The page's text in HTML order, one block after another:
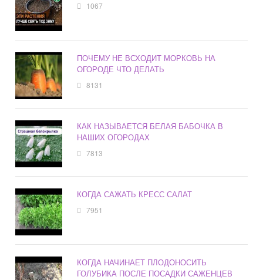
1067
ПОЧЕМУ НЕ ВСХОДИТ МОРКОВЬ НА
ОГОРОДЕ ЧТО ДЕЛАТЬ
8131
КАК НАЗЫВАЕТСЯ БЕЛАЯ БАБОЧКА В
НАШИХ ОГОРОДАХ
7813
КОГДА САЖАТЬ КРЕСС САЛАТ
7951
КОГДА НАЧИНАЕТ ПЛОДОНОСИТЬ
ГОЛУБИКА ПОСЛЕ ПОСАДКИ САЖЕНЦЕВ